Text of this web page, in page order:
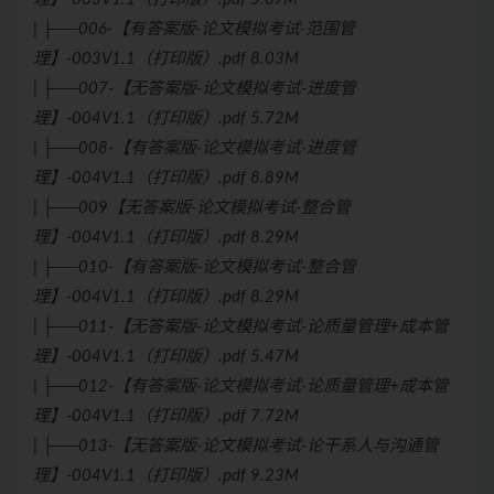
| ├──006-【有答案版-论文模拟考试-范围管
理】-003V1.1（打印版）.pdf 8.03M
| ├──007-【无答案版-论文模拟考试-进度管
理】-004V1.1（打印版）.pdf 5.72M
| ├──008-【有答案版-论文模拟考试-进度管
理】-004V1.1（打印版）.pdf 8.89M
| ├──009【无答案版-论文模拟考试-整合管
理】-004V1.1（打印版）.pdf 8.29M
| ├──010-【有答案版-论文模拟考试-整合管
理】-004V1.1（打印版）.pdf 8.29M
| ├──011-【无答案版-论文模拟考试-论质量管理+成本管
理】-004V1.1（打印版）.pdf 5.47M
| ├──012-【有答案版-论文模拟考试-论质量管理+成本管
理】-004V1.1（打印版）.pdf 7.72M
| ├──013-【无答案版-论文模拟考试-论干系人与沟通管
理】-004V1.1（打印版）.pdf 9.23M